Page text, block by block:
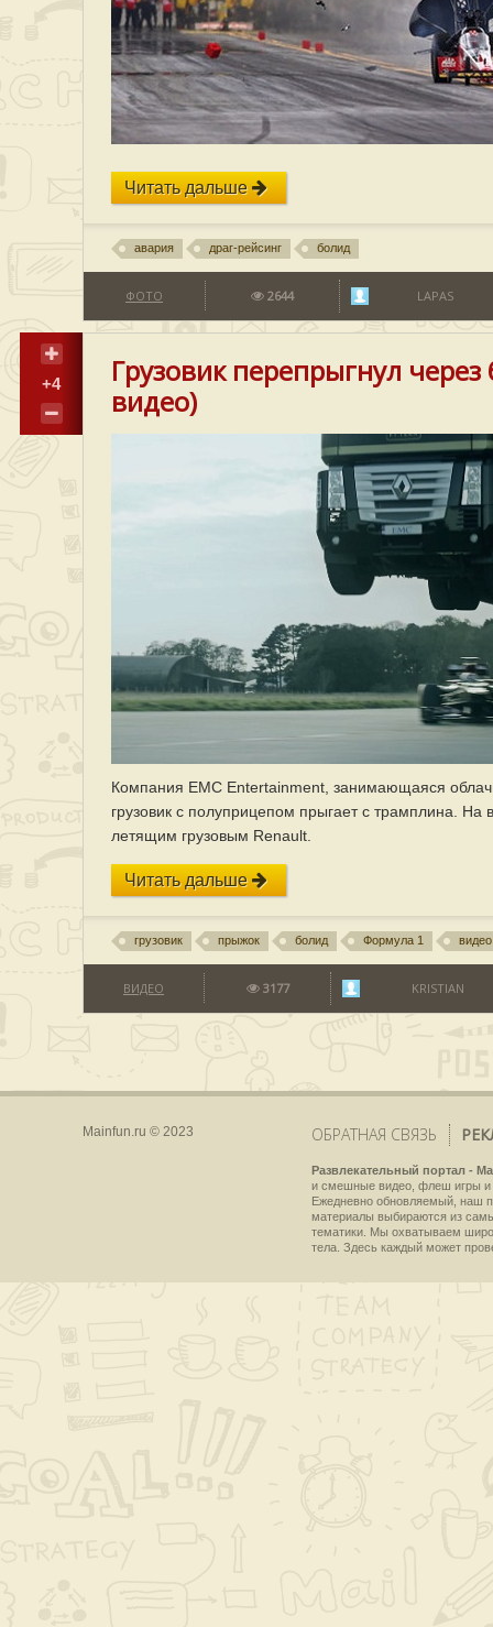
Читать дальше
авария драг-рейсинг болид
ФОТО 2644 LAPAS
+4
Грузовик перепрыгнул
видео)
Компания EMC Entertainment, занимающаяся
грузовик с полуприцепом прыгает с трамплина.
летящим грузовым Renault.
Читать дальше
грузовик прыжок болид Формула 1 видео
ВИДЕО 3177 KRISTIAN
Mainfun.ru © 2023 ОБРАТНАЯ СВЯЗЬ
Развлекательный портал -
и смешные видео, флеш игры и
Ежедневно обновляемый, наш
материалы выбираются из
тематики. Мы охватываем
тела. Здесь каждый может